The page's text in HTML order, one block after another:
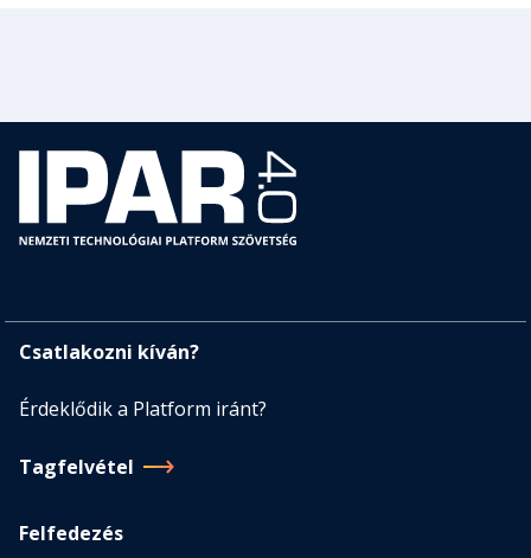
Csatlakozni kíván?
Érdeklődik a Platform iránt?
Tagfelvétel
Felfedezés